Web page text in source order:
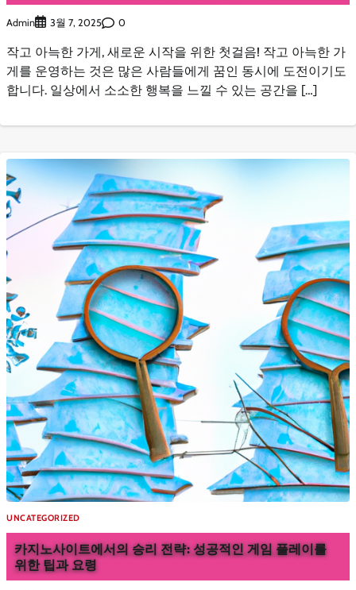
Admin 3월 7, 2025 0
작고 아늑한 가게, 새로운 시작을 위한 첫걸음! 작고 아늑한 가
게를 운영하는 것은 많은 사람들에게 꿈인 동시에 도전이기도
합니다. 일상에서 소소한 행복을 느낄 수 있는 공간을 […]
UNCATEGORIZED
카지노사이트에서의 승리 전략: 성공적인 게임 플레이를
위한 팁과 요령